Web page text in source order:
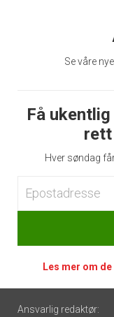
Se våre
Få
rett
Hver søndag
Les mer om
Footer
Ansvarlig redaktør: